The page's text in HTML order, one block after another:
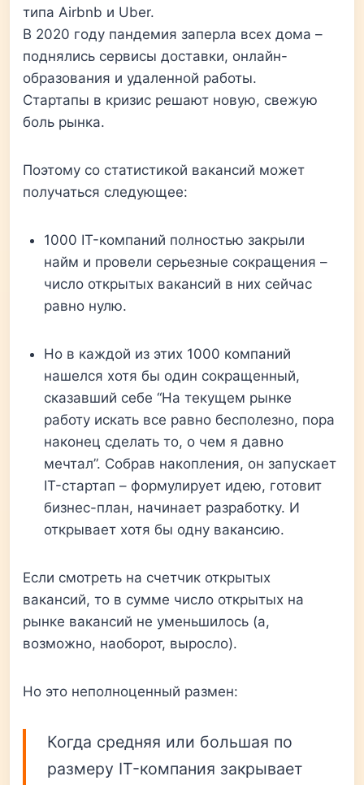
типа Airbnb и Uber.
В 2020 году пандемия заперла всех дома –
поднялись сервисы доставки, онлайн-
образования и удаленной работы.
Стартапы в кризис решают новую, свежую
боль рынка.
Поэтому со статистикой вакансий может
получаться следующее:
1000 IT-компаний полностью закрыли
найм и провели серьезные сокращения –
число открытых вакансий в них сейчас
равно нулю.
Но в каждой из этих 1000 компаний
нашелся хотя бы один сокращенный,
сказавший себе “На текущем рынке
работу искать все равно бесполезно, пора
наконец сделать то, о чем я давно
мечтал”. Собрав накопления, он запускает
IT-стартап – формулирует идею, готовит
бизнес-план, начинает разработку. И
открывает хотя бы одну вакансию.
Если смотреть на счетчик открытых
вакансий, то в сумме число открытых на
рынке вакансий не уменьшилось (а,
возможно, наоборот, выросло).
Но это неполноценный размен:
Когда средняя или большая по
размеру IT-компания закрывает